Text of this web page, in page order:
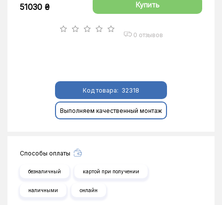
51030 ₴ Купить
0 отзывов
Код товара: 32318
Выполняем качественный монтаж
Способы оплаты
безналичный картой при получении
наличными онлайн